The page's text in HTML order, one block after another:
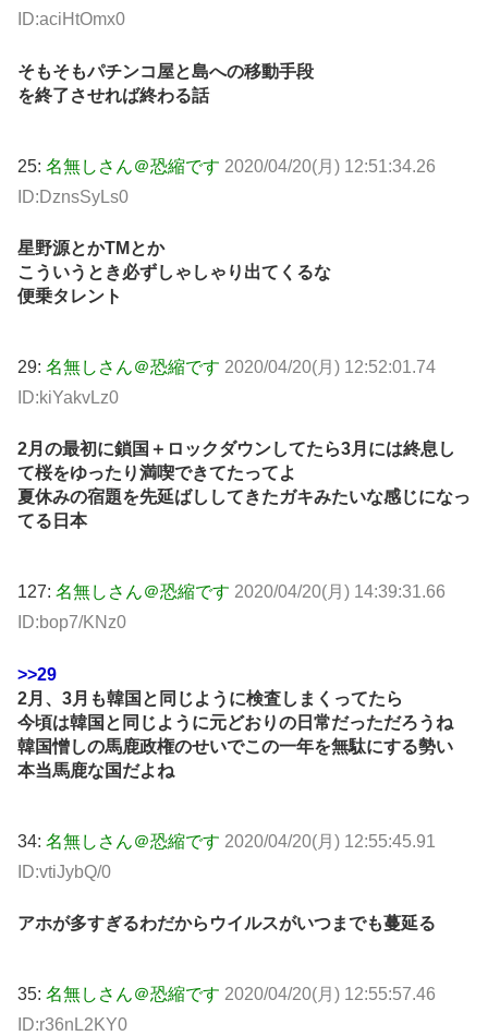
ID:aciHtOmx0
そもそもパチンコ屋と島への移動手段
を終了させれば終わる話
25: 名無しさん＠恐縮です 2020/04/20(月) 12:51:34.26
ID:DznsSyLs0
星野源とかTMとか
こういうとき必ずしゃしゃり出てくるな
便乗タレント
29: 名無しさん＠恐縮です 2020/04/20(月) 12:52:01.74
ID:kiYakvLz0
2月の最初に鎖国＋ロックダウンしてたら3月には終息し
て桜をゆったり満喫できてたってよ
夏休みの宿題を先延ばししてきたガキみたいな感じになっ
てる日本
127: 名無しさん＠恐縮です 2020/04/20(月) 14:39:31.66
ID:bop7/KNz0
>>29
2月、3月も韓国と同じように検査しまくってたら
今頃は韓国と同じように元どおりの日常だっただろうね
韓国憎しの馬鹿政権のせいでこの一年を無駄にする勢い
本当馬鹿な国だよね
34: 名無しさん＠恐縮です 2020/04/20(月) 12:55:45.91
ID:vtiJybQ/0
アホが多すぎるわだからウイルスがいつまでも蔓延る
35: 名無しさん＠恐縮です 2020/04/20(月) 12:55:57.46
ID:r36nL2KY0